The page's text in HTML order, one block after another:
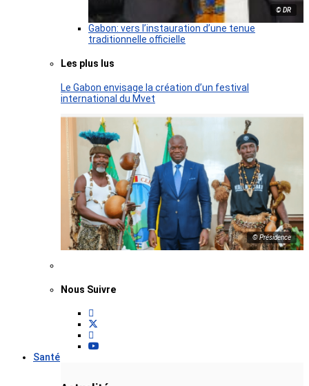
© DR
Gabon: vers l’instauration d’une tenue
traditionnelle officielle
Les plus lus
Le Gabon envisage la création d’un festival
international du Mvet
© Présidence
Nous Suivre
Santé